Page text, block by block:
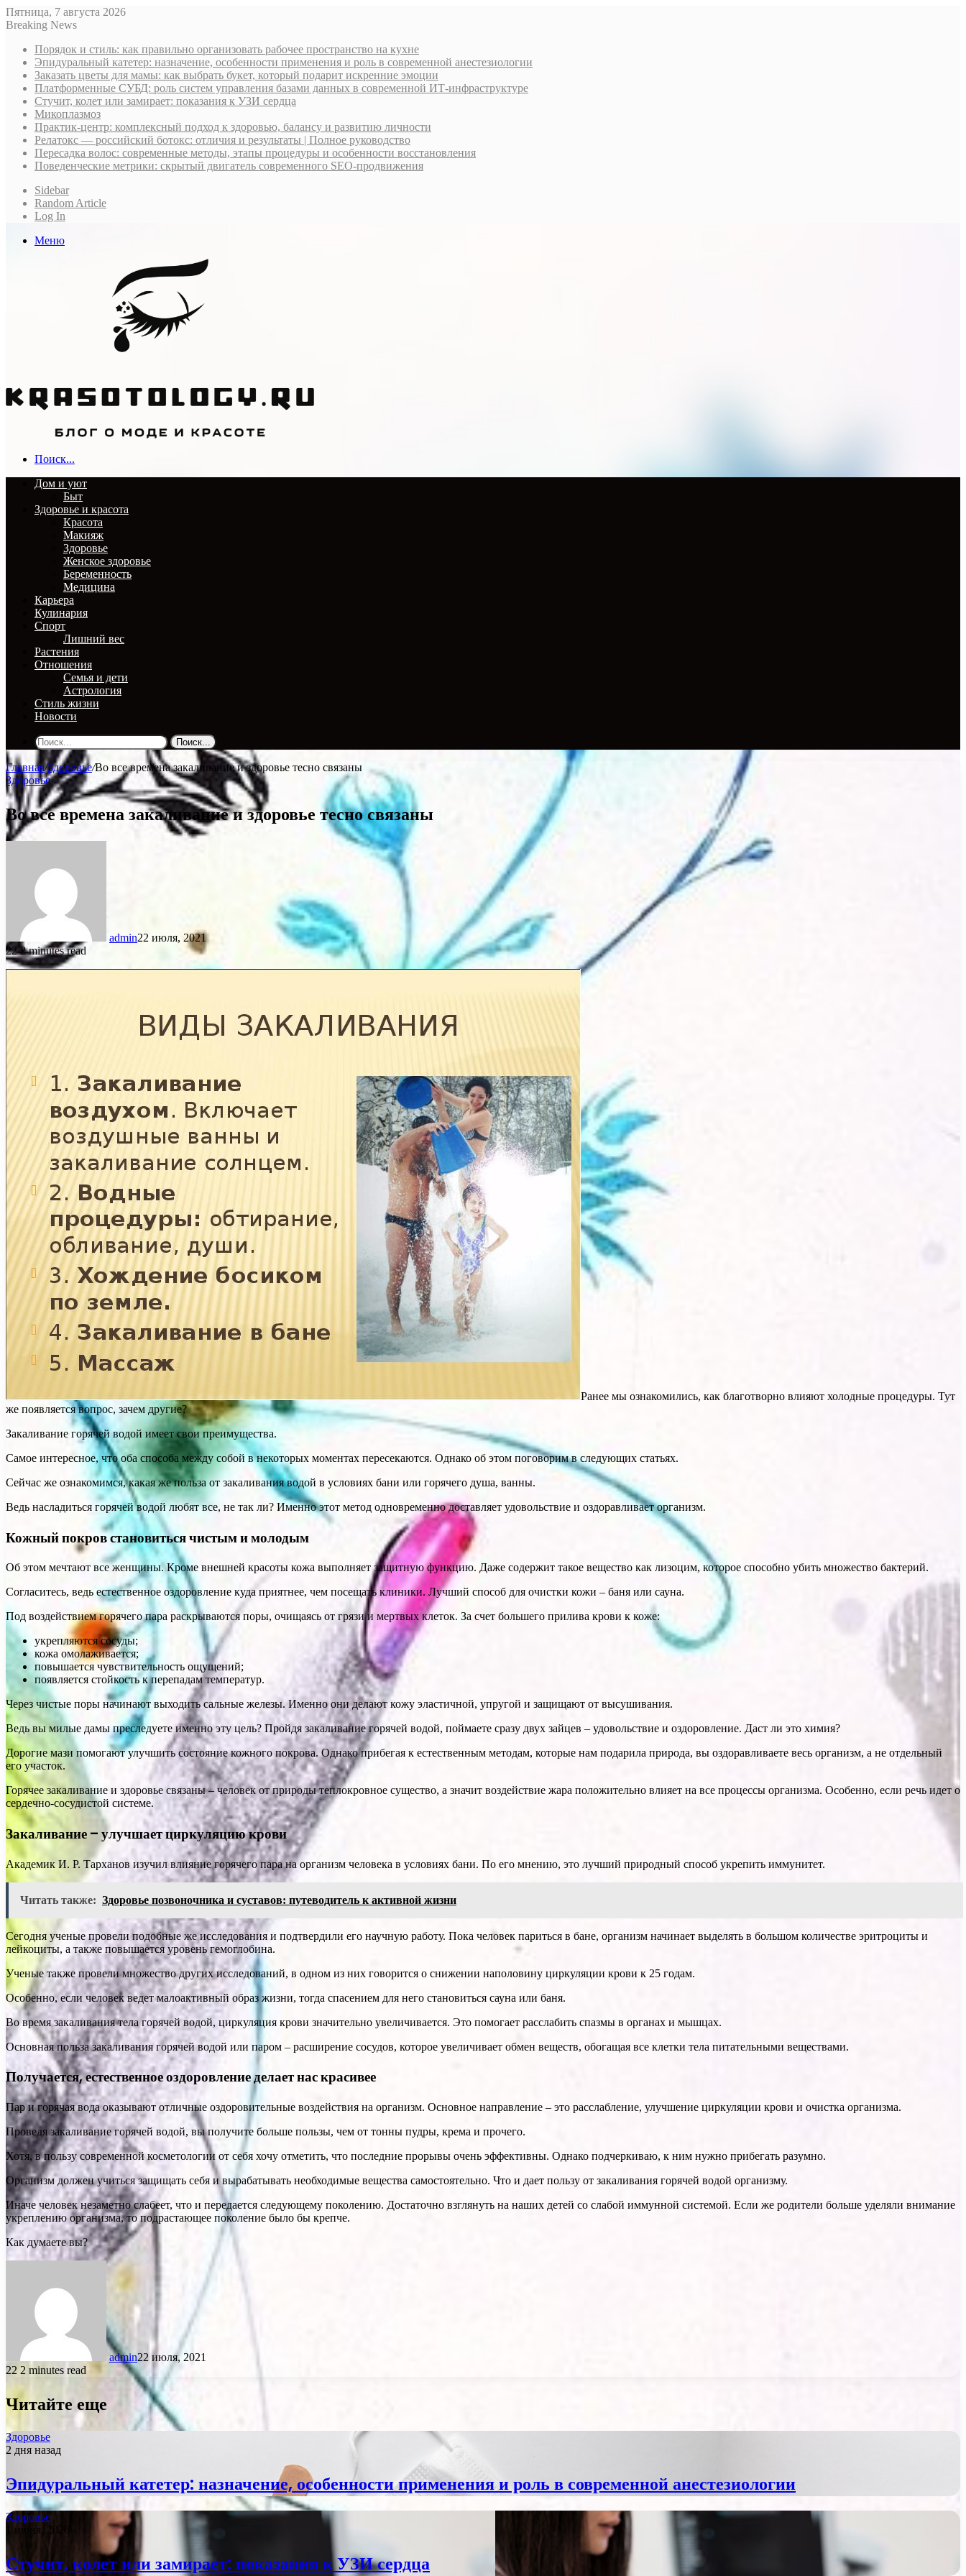
Пятница, 7 августа 2026
Breaking News
Порядок и стиль: как правильно организовать рабочее пространство на кухне
Эпидуральный катетер: назначение, особенности применения и роль в современной анестезиологии
Заказать цветы для мамы: как выбрать букет, который подарит искренние эмоции
Платформенные СУБД: роль систем управления базами данных в современной ИТ-инфраструктуре
Стучит, колет или замирает: показания к УЗИ сердца
Микоплазмоз
Практик-центр: комплексный подход к здоровью, балансу и развитию личности
Релатокс — российский ботокс: отличия и результаты | Полное руководство
Пересадка волос: современные методы, этапы процедуры и особенности восстановления
Поведенческие метрики: скрытый двигатель современного SEO-продвижения
Sidebar
Random Article
Log In
Меню
Поиск...
Дом и уют
Быт
Здоровье и красота
Красота
Макияж
Здоровье
Женское здоровье
Беременность
Медицина
Карьера
Кулинария
Спорт
Лишний вес
Растения
Отношения
Семья и дети
Астрология
Стиль жизни
Новости
Поиск...
Главная/Здоровье/Во все времена закаливание и здоровье тесно связаны
Здоровье
Во все времена закаливание и здоровье тесно связаны
admin22 июля, 2021
222 minutes read
Ранее мы ознакомились, как благотворно влияют холодные процедуры. Тут
же появляется вопрос, зачем другие?
Закаливание горячей водой имеет свои преимущества.
Самое интересное, что оба способа между собой в некоторых моментах пересекаются. Однако об этом поговорим в следующих статьях.
Сейчас же ознакомимся, какая же польза от закаливания водой в условиях бани или горячего душа, ванны.
Ведь насладиться горячей водой любят все, не так ли? Именно этот метод одновременно доставляет удовольствие и оздоравливает организм.
Кожный покров становиться чистым и молодым
Об этом мечтают все женщины. Кроме внешней красоты кожа выполняет защитную функцию. Даже содержит такое вещество как лизоцим, которое способно убить множество бактерий.
Согласитесь, ведь естественное оздоровление куда приятнее, чем посещать клиники. Лучший способ для очистки кожи – баня или сауна.
Под воздействием горячего пара раскрываются поры, очищаясь от грязи и мертвых клеток. За счет большего прилива крови к коже:
укрепляются сосуды;
кожа омолаживается;
повышается чувствительность ощущений;
появляется стойкость к перепадам температур.
Через чистые поры начинают выходить сальные железы. Именно они делают кожу эластичной, упругой и защищают от высушивания.
Ведь вы милые дамы преследуете именно эту цель? Пройдя закаливание горячей водой, поймаете сразу двух зайцев – удовольствие и оздоровление. Даст ли это химия?
Дорогие мази помогают улучшить состояние кожного покрова. Однако прибегая к естественным методам, которые нам подарила природа, вы оздоравливаете весь организм, а не отдельный
его участок.
Горячее закаливание и здоровье связаны – человек от природы теплокровное существо, а значит воздействие жара положительно влияет на все процессы организма. Особенно, если речь идет о
сердечно-сосудистой системе.
Закаливание – улучшает циркуляцию крови
Академик И. Р. Тарханов изучил влияние горячего пара на организм человека в условиях бани. По его мнению, это лучший природный способ укрепить иммунитет.
Читать также: Здоровье позвоночника и суставов: путеводитель к активной жизни
Сегодня ученые провели подобные же исследования и подтвердили его научную работу. Пока человек париться в бане, организм начинает выделять в большом количестве эритроциты и
лейкоциты, а также повышается уровень гемоглобина.
Ученые также провели множество других исследований, в одном из них говорится о снижении наполовину циркуляции крови к 25 годам.
Особенно, если человек ведет малоактивный образ жизни, тогда спасением для него становиться сауна или баня.
Во время закаливания тела горячей водой, циркуляция крови значительно увеличивается. Это помогает расслабить спазмы в органах и мышцах.
Основная польза закаливания горячей водой или паром – расширение сосудов, которое увеличивает обмен веществ, обогащая все клетки тела питательными веществами.
Получается, естественное оздоровление делает нас красивее
Пар и горячая вода оказывают отличные оздоровительные воздействия на организм. Основное направление – это расслабление, улучшение циркуляции крови и очистка организма.
Проведя закаливание горячей водой, вы получите больше пользы, чем от тонны пудры, крема и прочего.
Хотя, в пользу современной косметологии от себя хочу отметить, что последние прорывы очень эффективны. Однако подчеркиваю, к ним нужно прибегать разумно.
Организм должен учиться защищать себя и вырабатывать необходимые вещества самостоятельно. Что и дает пользу от закаливания горячей водой организму.
Иначе человек незаметно слабеет, что и передается следующему поколению. Достаточно взглянуть на наших детей со слабой иммунной системой. Если же родители больше уделяли внимание
укреплению организма, то подрастающее поколение было бы крепче.
Как думаете вы?
admin22 июля, 2021
22 2 minutes read
Читайте еще
Здоровье
2 дня назад
Эпидуральный катетер: назначение, особенности применения и роль в современной анестезиологии
Здоровье
1 июня, 2026
Стучит, колет или замирает: показания к УЗИ сердца